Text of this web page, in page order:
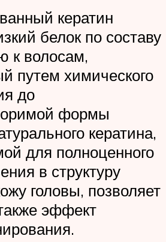
кератин
белок по составу
к волосам,
путем химического
до
формы
кератина,
для полноценного
в структуру
головы, позволяет
эффект